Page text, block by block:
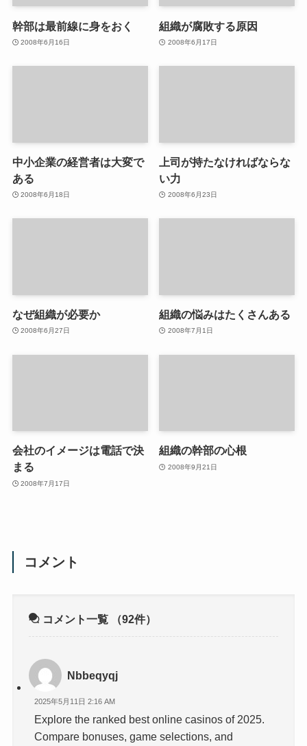
幹部は最前線に身をおく
2008年6月16日
組織が腐敗する原因
2008年6月17日
中小企業の経営者は大変で
ある
2008年6月18日
上司が持たなければならな
い力
2008年6月23日
なぜ組織が必要か
2008年6月27日
組織の悩みはたくさんある
2008年7月1日
会社のイメージは電話で決
まる
2008年7月17日
組織の幹部の心根
2008年9月21日
コメント
コメント一覧 （92件）
Nbbeqyqj
2025年5月11日 2:16 AM
Explore the ranked best online casinos of 2025.
Compare bonuses, game selections, and